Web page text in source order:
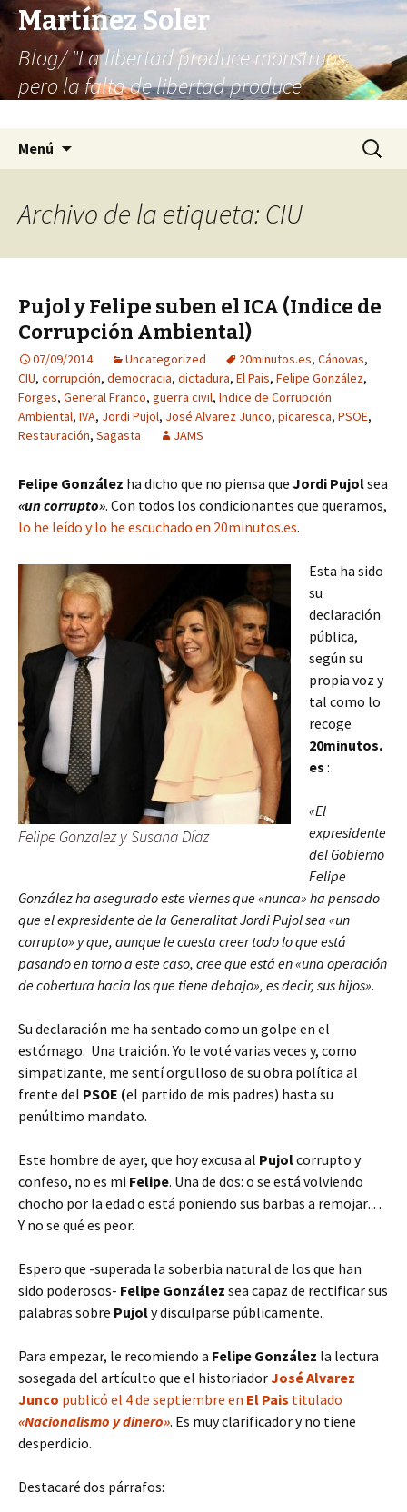
Martínez Soler
Blog/ "La libertad produce monstruos,
pero la falta de libertad produce
Menú Buscar:
Archivo de la etiqueta: CIU
Pujol y Felipe suben el ICA (Indice de
Corrupción Ambiental)
07/09/2014 Uncategorized 20minutos.es, Cánovas,
CIU, corrupción, democracia, dictadura, El Pais, Felipe González,
Forges, General Franco, guerra civil, Indice de Corrupción
Ambiental, IVA, Jordi Pujol, José Alvarez Junco, picaresca, PSOE,
Restauración, Sagasta JAMS
Felipe González ha dicho que no piensa que Jordi Pujolsea
«un corrupto». Con todos los condicionantes que queramos,
lo he leído y lo he escuchado en 20minutos.es.
Felipe Gonzalez y Susana Díaz
Esta ha sido
su
declaración
pública,
según su
propia voz y
tal como lo
recoge
20minutos.
es :
«El
expresidente
del Gobierno
Felipe
González ha asegurado este viernes que «nunca» ha pensado
que el expresidente de la Generalitat Jordi Pujol sea «un
corrupto» y que, aunque le cuesta creer todo lo que está
pasando en torno a este caso, cree que está en «una operación
de cobertura hacia los que tiene debajo», es decir, sus hijos».
Su declaración me ha sentado como un golpe en el
estómago. Una traición. Yo le voté varias veces y, como
simpatizante, me sentí orgulloso de su obra política al
frente del PSOE (el partido de mis padres) hasta su
penúltimo mandato.
Este hombre de ayer, que hoy excusa al Pujolcorrupto y
confeso, no es mi Felipe. Una de dos: o se está volviendo
chocho por la edad o está poniendo sus barbas a remojar…
Y no se qué es peor.
Espero que -superada la soberbia natural de los que han
sido poderosos- Felipe González sea capaz de rectificar sus
palabras sobre Pujoly disculparse públicamente.
Para empezar, le recomiendo a Felipe González la lectura
sosegada del artículto que el historiadorJosé Alvarez
Junco publicó el 4 de septiembre en El Pais titulado
«Nacionalismo y dinero». Es muy clarificador y no tiene
desperdicio.
Destacaré dos párrafos: